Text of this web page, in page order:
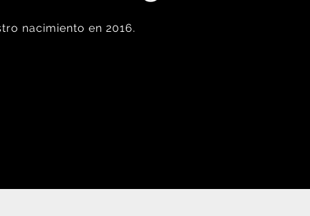
nacimiento en 2016.